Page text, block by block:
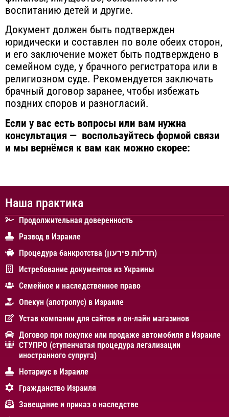
воспитанию детей и другие.
Документ должен быть подтвержден
юридически и составлен по воле обеих сторон,
и его заключение может быть подтверждено в
семейном суде, у брачного регистратора или в
религиозном суде. Рекомендуется заключать
брачный договор заранее, чтобы избежать
поздних споров и разногласий.
Если у вас есть вопросы или вам нужна
консультация — воспользуйтесь формой связи
и мы вернёмся к вам как можно скорее:
Наша практика
Продолжительная доверенность
Развод в Израиле
Процедура банкротства (חדלות פירעון)
Истребование документов из Украины
Cемейное и наследственное право
Опекун (апотропус) в Израиле
Устав компании для сайтов и он-лайн магазинов
Договор при покупке или продаже автомобиля в Израиле
СТУПРО (ступенчатая процедура легализации
иностранного супруга)
Нотариус в Израиле
Гражданство Израиля
Завещание и приказ о наследстве